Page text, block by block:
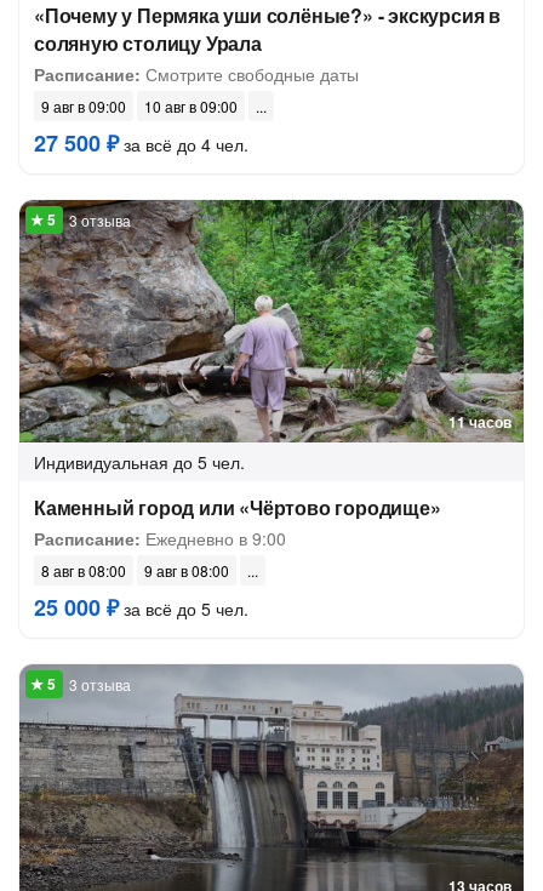
«Почему у Пермяка уши солёные?» - экскурсия в
соляную столицу Урала
Расписание: Смотрите свободные даты
9 авг в 09:00 10 авг в 09:00
27 500 ₽за всё до 4 чел.
11 часов
3 отзыва
Индивидуальная до 5 чел.
Каменный город или «Чёртово городище»
Расписание: Ежедневно в 9:00
8 авг в 08:00 9 авг в 08:00
25 000 ₽за всё до 5 чел.
13 часов
3 отзыва